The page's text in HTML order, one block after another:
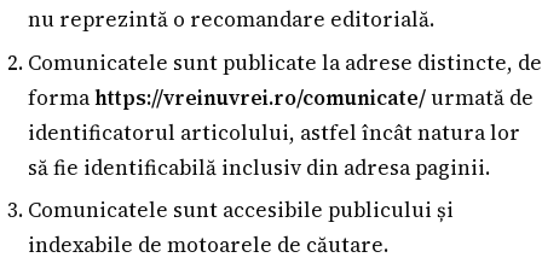
nu reprezintă o recomandare editorială.
Comunicatele sunt publicate la adrese distincte, de
formahttps://vreinuvrei.ro/comunicate/urmată de
identificatorul articolului, astfel încât natura lor
să fie identificabilă inclusiv din adresa paginii.
Comunicatele sunt accesibile publicului și
indexabile de motoarele de căutare.